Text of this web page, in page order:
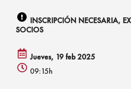
exclamation
icon
INSCRIPCIÓN NECESARIA,
SOCIOS
calendar
Jueves, 19 feb 2025
09:15h